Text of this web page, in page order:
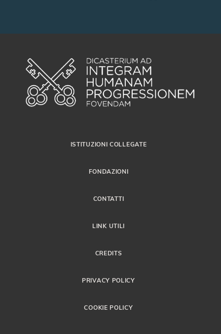
ISTITUZIONI COLLEGATE
FONDAZIONI
CONTATTI
LINK UTILI
CREDITS
PRIVACY POLICY
COOKIE POLICY